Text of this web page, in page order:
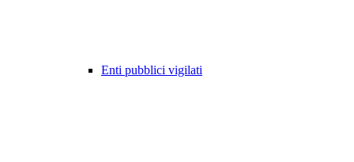
Enti pubblici vigilati